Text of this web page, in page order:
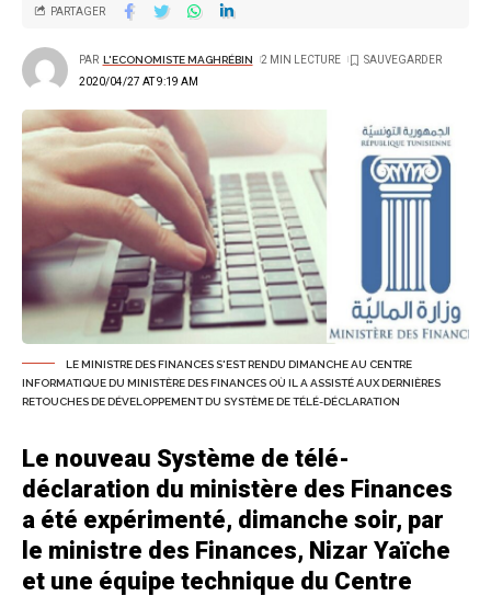
2020/04/27 AT 9:19 AM
PAR L'ECONOMISTE MAGHRÉBIN 2 MIN LECTURE
PARTAGER
LE MINISTRE DES FINANCES S'EST RENDU DIMANCHE AU CENTRE
INFORMATIQUE DU MINISTÈRE DES FINANCES OÙ IL A ASSISTÉ AUX DERNIÈRES
RETOUCHES DE DÉVELOPPEMENT DU SYSTÈME DE TÉLÉ-DÉCLARATION
Le nouveau Système de télé-
déclaration du ministère des Finances
a été expérimenté, dimanche soir, par
le ministre des Finances, Nizar Yaïche
et une équipe technique du Centre